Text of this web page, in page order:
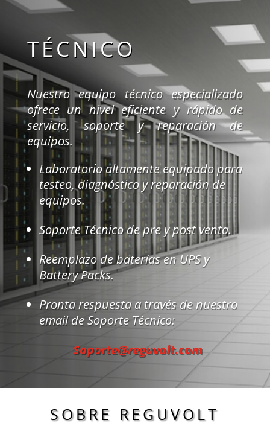
TÉCNICO
Nuestro equipo técnico especializado
ofrece un nivel eficiente y rápido de
servicio, soporte y reparación de
equipos.
Laboratorio altamente equipado para
testeo, diagnóstico y reparación de
equipos.
Soporte Técnico de pre y post venta.
Reemplazo de baterías en UPS y
Battery Packs.
Pronta respuesta a través de nuestro
email de Soporte Técnico:
Soporte@reguvolt.com
SOBRE REGUVOLT